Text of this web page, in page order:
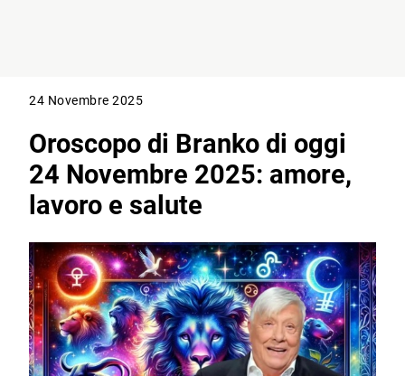
24 Novembre 2025
Oroscopo di Branko di oggi
24 Novembre 2025: amore,
lavoro e salute